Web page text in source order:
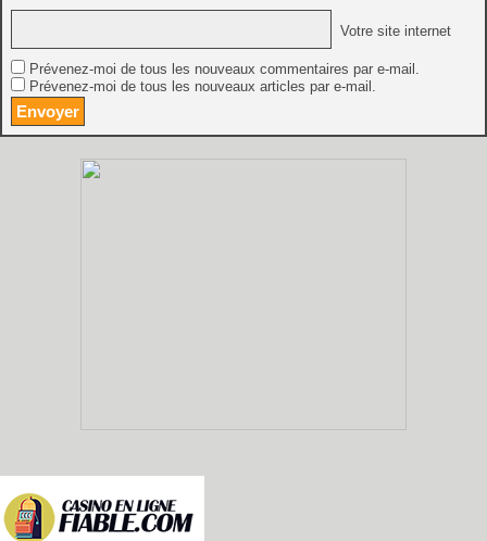
Votre site internet
Prévenez-moi de tous les nouveaux commentaires par e-mail.
Prévenez-moi de tous les nouveaux articles par e-mail.